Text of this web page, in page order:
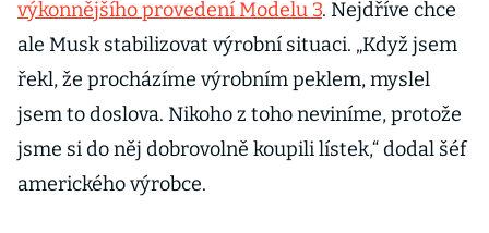
výkonnějšího provedení Modelu 3. Nejdříve chce
ale Musk stabilizovat výrobní situaci. „Když jsem
řekl, že procházíme výrobním peklem, myslel
jsem to doslova. Nikoho z toho neviníme, protože
jsme si do něj dobrovolně koupili lístek,“ dodal šéf
amerického výrobce.